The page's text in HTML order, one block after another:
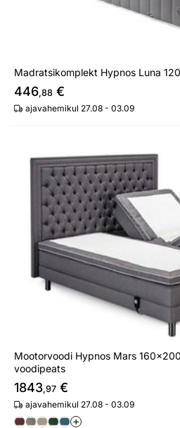
Madratsikomplekt Hypnos Luna
446,88 €
ajavahemikul 27.08 - 03.09
Mootorvoodi Hypnos Mars
Mootorvoodi Hypnos Mars
voodipeats
1843,97 €
ajavahemikul 27.08 - 03.09
+